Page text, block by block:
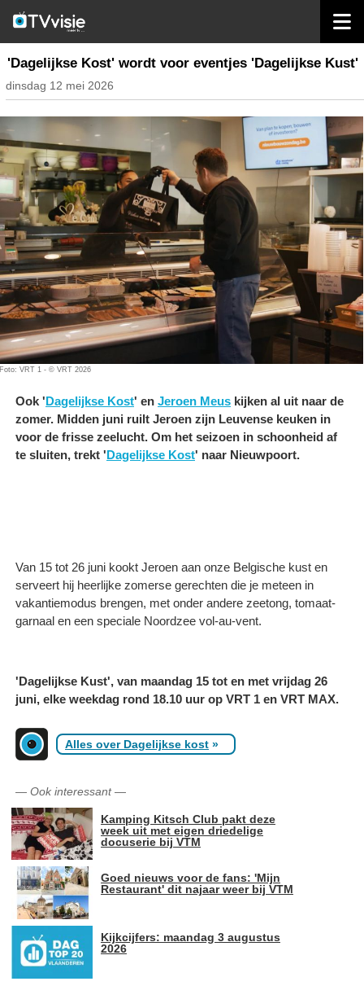
nieuws belgië
'Dagelijkse Kost' wordt voor eventjes 'Dagelijkse Kust'
dinsdag 12 mei 2026
Foto: VRT 1 - © VRT 2026
Ook 'Dagelijkse Kost' en Jeroen Meus kijken al uit naar de
zomer. Midden juni ruilt Jeroen zijn Leuvense keuken in
voor de frisse zeelucht. Om het seizoen in schoonheid af
te sluiten, trekt 'Dagelijkse Kost' naar Nieuwpoort.
Van 15 tot 26 juni kookt Jeroen aan onze Belgische kust en
serveert hij heerlijke zomerse gerechten die je meteen in
vakantiemodus brengen, met onder andere zeetong, tomaat-
garnaal en een speciale Noordzee vol-au-vent.
'Dagelijkse Kust', van maandag 15 tot en met vrijdag 26
juni, elke weekdag rond 18.10 uur op VRT 1 en VRT MAX.
Alles over Dagelijkse kost »
— Ook interessant—
Kamping Kitsch Club pakt deze
week uit met eigen driedelige
docuserie bij VTM
Goed nieuws voor de fans: 'Mijn
Restaurant' dit najaar weer bij VTM
Kijkcijfers: maandag 3 augustus
2026